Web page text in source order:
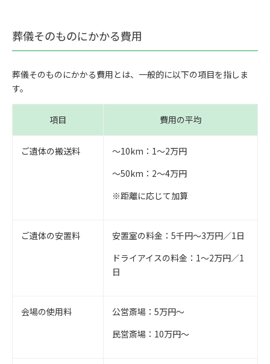
葬儀そのものにかかる費用
葬儀そのものにかかる費用とは、一般的に以下の項目を指しま
す。
項目 費用の平均
ご遺体の搬送料
〜10km：1〜2万円
〜50km：2〜4万円
※距離に応じて加算
ご遺体の安置料
安置室の料金：5千円〜3万円／1日
ドライアイスの料金：1〜2万円／1
日
会場の使用料
公営斎場：5万円〜
民営斎場：10万円〜